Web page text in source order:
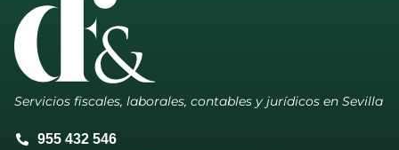
Servicios fiscales, laborales, contables y jurídicos en Sevilla
955 432 546